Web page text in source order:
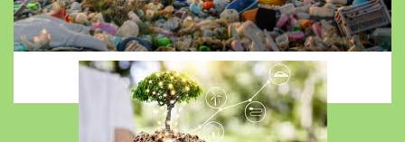
Ce sunt deșeurile.